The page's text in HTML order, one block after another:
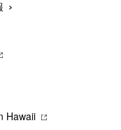
Hawaii